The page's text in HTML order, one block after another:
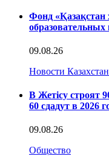
Фонд
образовательных
09.08.26
Новости
В Жетісу строят
60 сдадут в 2026
09.08.26
Общество